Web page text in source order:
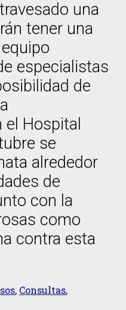
una
tener una
especialistas
de
Hospital
se
alrededor
de
con la
como
contra esta
, Consultas,